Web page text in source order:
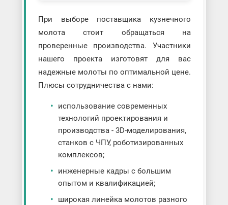
При выборе поставщика кузнечного
молота стоит обращаться на
проверенные производства. Участники
нашего проекта изготовят для вас
надежные молоты по оптимальной цене.
Плюсы сотрудничества с нами:
использование современных
технологий проектирования и
производства - 3D-моделирования,
станков с ЧПУ, роботизированных
комплексов;
инженерные кадры с большим
опытом и квалификацией;
широкая линейка молотов разного